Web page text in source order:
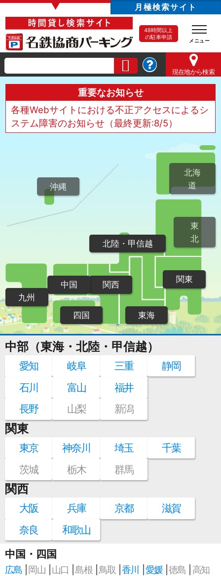
▼ 月極検索サイト
48時間以上
の駐車申請
現在地から検索
重要なお知らせ
各種Webサイトにおける不正アクセスによるシ
ステム障害のお知らせ（最終更新:8/5）
北海
道
東
北
関東
北陸・甲信越
東海
関西
中国
四国
九州
沖縄
中部（東海・北陸・甲信越）
愛知 岐阜 三重
静岡
石川
富山
福井
長野
山梨 新潟
関東
東京 神奈川 埼玉
千葉
茨城
栃木 群馬
関西
大阪 兵庫 京都
滋賀
奈良
和歌山
中国・四国
広島 岡山 山口 島根 鳥取 香川 愛媛 徳島 高知